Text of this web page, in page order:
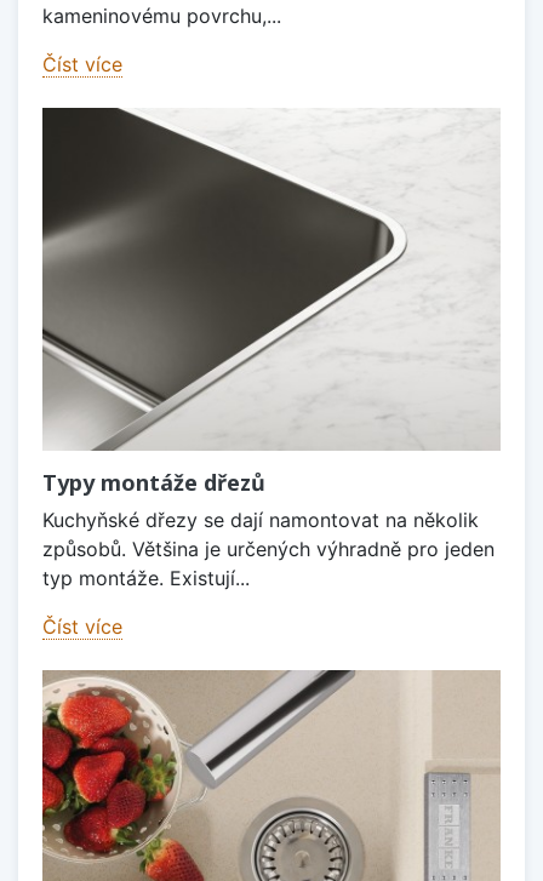
kameninovému povrchu,...
Číst více
Typy montáže dřezů
Kuchyňské dřezy se dají namontovat na několik
způsobů. Většina je určených výhradně pro jeden
typ montáže. Existují...
Číst více